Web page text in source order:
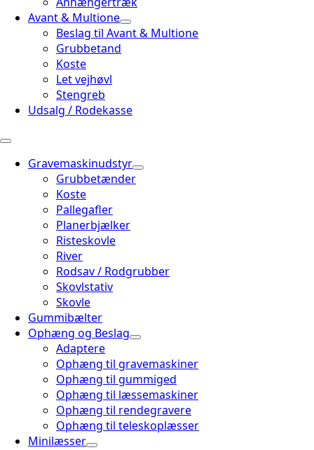
Avant & Multione
Beslag til Avant & Multione
Grubbetand
Koste
Let vejhøvl
Stengreb
Udsalg / Rodekasse
Gravemaskinudstyr
Grubbetænder
Koste
Pallegafler
Planerbjælker
Risteskovle
River
Rodsav / Rodgrubber
Skovlstativ
Skovle
Gummibælter
Ophæng og Beslag
Adaptere
Ophæng til gravemaskiner
Ophæng til gummiged
Ophæng til læssemaskiner
Ophæng til rendegravere
Ophæng til teleskoplæsser
Minilæsser